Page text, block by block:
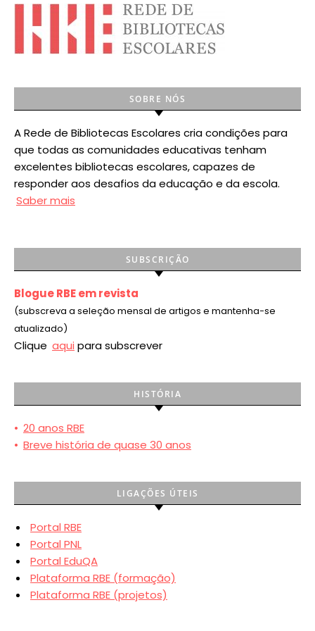
SOBRE NÓS
A Rede de Bibliotecas Escolares cria condições para
que todas as comunidades educativas tenham
excelentes bibliotecas escolares, capazes de
responder aos desafios da educação e da escola.
Saber mais
SUBSCRIÇÃO
Blogue RBE em revista
(subscreva a seleção mensal de artigos e mantenha-se
atualizado)
Clique aqui para subscrever
HISTÓRIA
• 20 anos RBE
• Breve história de quase 30 anos
LIGAÇÕES ÚTEIS
Portal RBE
Portal PNL
Portal EduQA
Plataforma RBE (formação)
Plataforma RBE (projetos)